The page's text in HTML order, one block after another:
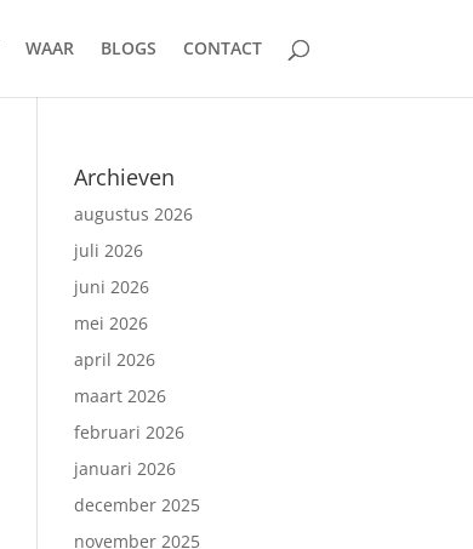
WAAR BLOGS CONTACT
Archieven
augustus 2026
juli 2026
juni 2026
mei 2026
april 2026
maart 2026
februari 2026
januari 2026
december 2025
november 2025